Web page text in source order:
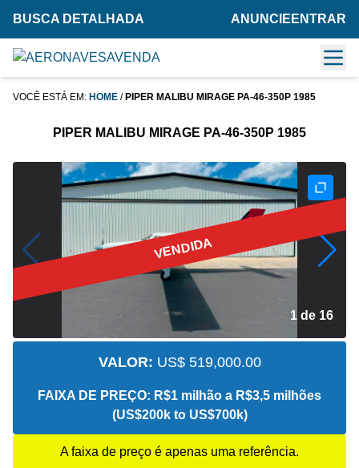
BUSCA DETALHADA ANUNCIE ENTRAR
VOCÊ ESTÁ EM: HOME / PIPER MALIBU MIRAGE PA-46-350P 1985
PIPER MALIBU MIRAGE PA-46-350P 1985
VENDIDA
2 de 16
VALOR: US$ 519,000.00
FAIXA DE PREÇO: R$1 milhão a R$3,5 milhões
(US$200k to US$700k)
A faixa de preço é apenas uma referência.